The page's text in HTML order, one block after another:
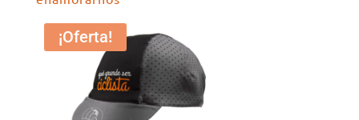
¡Oferta!